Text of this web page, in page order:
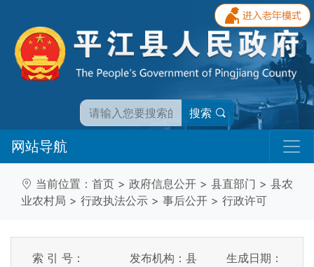
搜索
网站导航
当前位置： 首页 > 政府信息公开 > 县直部门 > 县农
业农村局 > 行政执法公示 > 事后公开 > 行政许可
索 引 号：
发布机构：县
生成日期：